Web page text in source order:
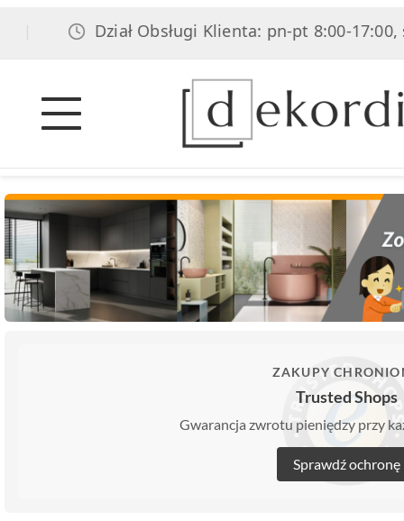
Dział Obsługi Klienta: pn-pt 8:00-17:00, sob
ZAKUPY
Trusted Shops
Gwarancja zwrotu pieniędzy przy
Sprawdź ochronę